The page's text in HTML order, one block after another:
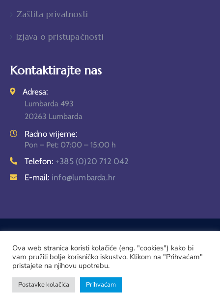
Zaštita privatnosti
Izjava o pristupačnosti
Kontaktirajte nas
Adresa:
Lumbarda 493
20263 Lumbarda
Radno vrijeme:
Pon – Pet: 07:00 – 15:00 h
Telefon: +385 (0)20 712 042
E-mail: info@lumbarda.hr
Općina Lumbarda © 2026. Sva prava pridržana.
Izrada: Impresija
Ova web stranica koristi kolačiće (eng. "cookies") kako bi
vam pružili bolje korisničko iskustvo. Klikom na "Prihvaćam"
pristajete na njihovu upotrebu.
Postavke kolačića Prihvaćam